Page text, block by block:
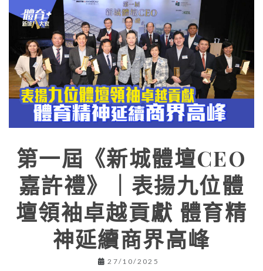
第一屆《新城體壇CEO
嘉許禮》｜表揚九位體
壇領袖卓越貢獻 體育精
神延續商界高峰
27/10/2025